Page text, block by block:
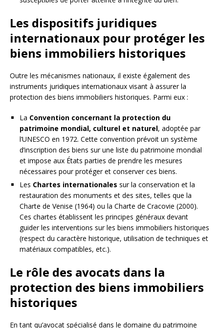
Les dispositifs juridiques
internationaux pour protéger les
biens immobiliers historiques
Outre les mécanismes nationaux, il existe également des
instruments juridiques internationaux visant à assurer la
protection des biens immobiliers historiques. Parmi eux :
La Convention concernant la protection du
patrimoine mondial, culturel et naturel, adoptée par
l’UNESCO en 1972. Cette convention prévoit un système
d’inscription des biens sur une liste du patrimoine mondial
et impose aux États parties de prendre les mesures
nécessaires pour protéger et conserver ces biens.
Les Chartes internationales sur la conservation et la
restauration des monuments et des sites, telles que la
Charte de Venise (1964) ou la Charte de Cracovie (2000).
Ces chartes établissent les principes généraux devant
guider les interventions sur les biens immobiliers historiques
(respect du caractère historique, utilisation de techniques et
matériaux compatibles, etc.).
Le rôle des avocats dans la
protection des biens immobiliers
historiques
En tant qu’avocat spécialisé dans le domaine du patrimoine